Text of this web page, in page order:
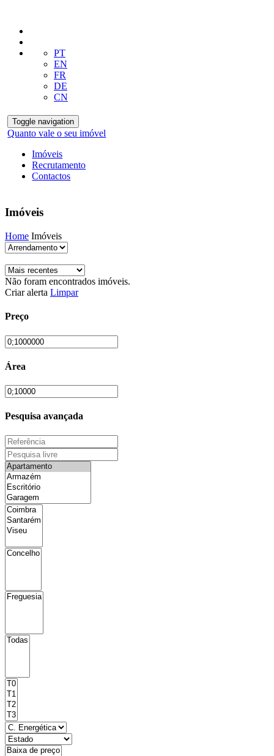
PT
EN
FR
DE
CN
Toggle navigation
Quanto vale o seu imóvel
Imóveis
Recrutamento
Contactos
Imóveis
Home Imóveis
Não foram encontrados imóveis.
Criar alerta Limpar
Preço
Área
Pesquisa avançada